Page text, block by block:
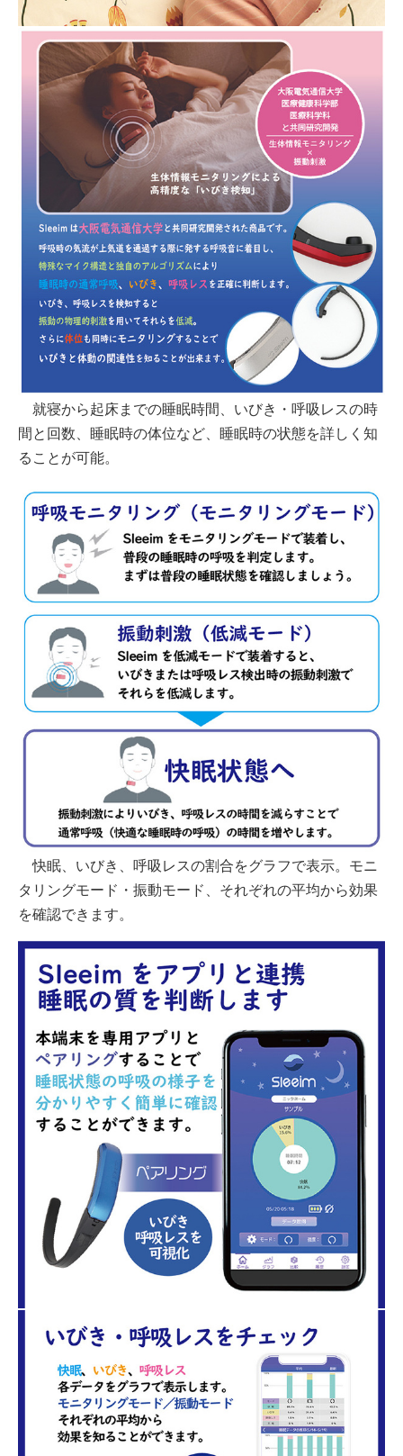
就寝から起床までの睡眠時間、いびき・呼吸レスの時
間と回数、睡眠時の体位など、睡眠時の状態を詳しく知
ることが可能。
快眠、いびき、呼吸レスの割合をグラフで表示。モニ
タリングモード・振動モード、それぞれの平均から効果
を確認できます。